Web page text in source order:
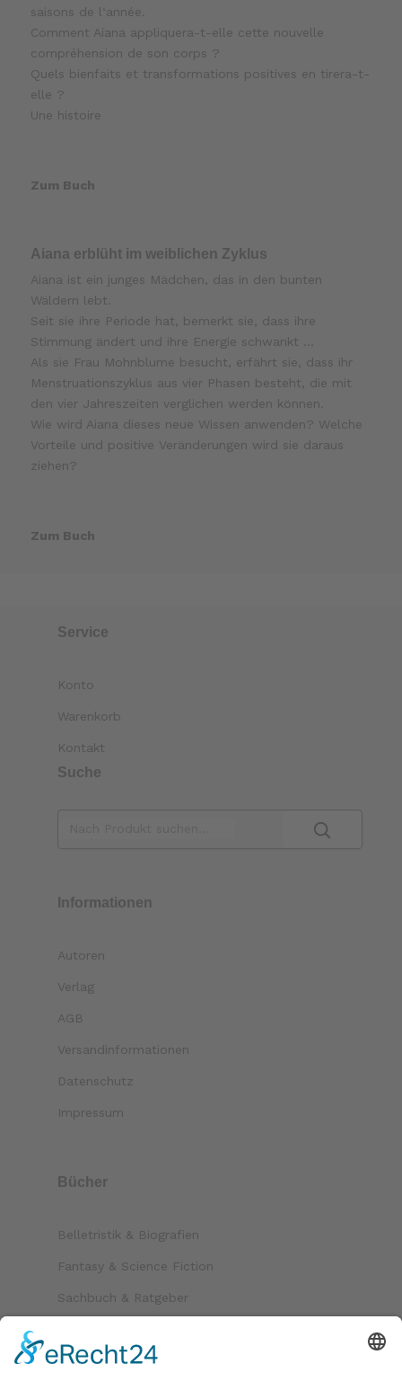
saisons de l‘année.
Comment Aiana appliquera-t-elle cette nouvelle
compréhension de son corps ?
Quels bienfaits et transformations positives en tirera-t-
elle ?
Une histoire
Zum Buch
Aiana erblüht im weiblichen Zyklus
Aiana ist ein junges Mädchen, das in den bunten
Wäldern lebt.
Seit sie ihre Periode hat, bemerkt sie, dass ihre
Stimmung ändert und ihre Energie schwankt …
Als sie Frau Mohnblume besucht, erfährt sie, dass ihr
Menstruationszyklus aus vier Phasen besteht, die mit
den vier Jahreszeiten verglichen werden können.
Wie wird Aiana dieses neue Wissen anwenden? Welche
Vorteile und positive Veränderungen wird sie daraus
ziehen?
Zum Buch
Service
Konto
Warenkorb
Kontakt
Suche
Informationen
Autoren
Verlag
AGB
Versandinformationen
Datenschutz
Impressum
Bücher
Belletristik & Biografien
Fantasy & Science Fiction
Sachbuch & Ratgeber
Krimi & Thriller